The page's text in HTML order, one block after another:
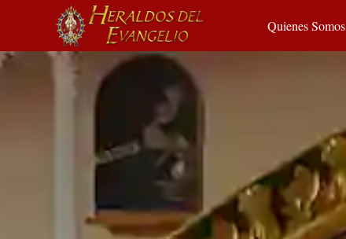
Quienes Somos